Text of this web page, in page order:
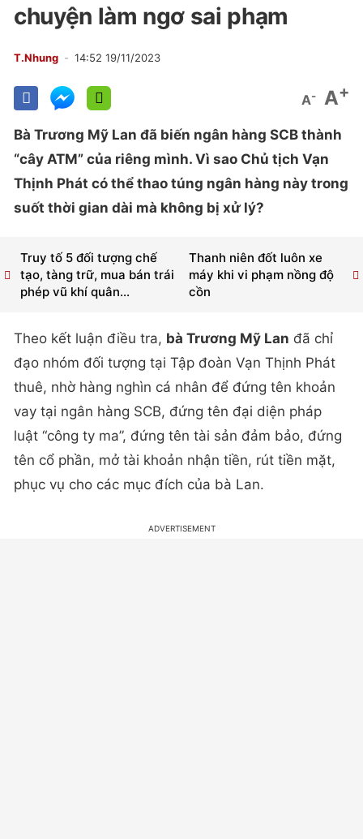
chuyện làm ngơ sai phạm
T.Nhung 14:52 19/11/2023
A- A+
Bà Trương Mỹ Lan đã biến ngân hàng SCB thành
“cây ATM” của riêng mình. Vì sao Chủ tịch Vạn
Thịnh Phát có thể thao túng ngân hàng này trong
suốt thời gian dài mà không bị xử lý?
Thanh niên đốt luôn xe
máy khi vi phạm nồng độ
cồn
Truy tố 5 đối tượng chế
tạo, tàng trữ, mua bán trái
phép vũ khí quân...
Theo kết luận điều tra, bà Trương Mỹ Lan đã chỉ
đạo nhóm đối tượng tại Tập đoàn Vạn Thịnh Phát
thuê, nhờ hàng nghìn cá nhân để đứng tên khoản
vay tại ngân hàng SCB, đứng tên đại diện pháp
luật “công ty ma”, đứng tên tài sản đảm bảo, đứng
tên cổ phần, mở tài khoản nhận tiền, rút tiền mặt,
phục vụ cho các mục đích của bà Lan.